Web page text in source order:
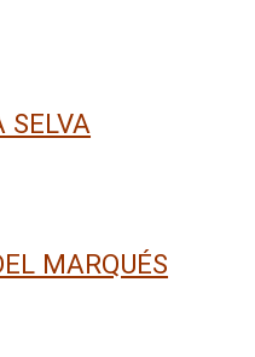
SELVA
MARQUÉS